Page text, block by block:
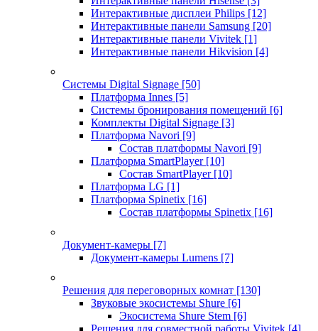
Интерактивные дисплеи Philips [12]
Интерактивные панели Samsung [20]
Интерактивные панели Vivitek [1]
Интерактивные панели Hikvision [4]
Системы Digital Signage [50]
Платформа Innes [5]
Системы бронирования помещений [6]
Комплекты Digital Signage [3]
Платформа Navori [9]
Состав платформы Navori [9]
Платформа SmartPlayer [10]
Состав SmartPlayer [10]
Платформа LG [1]
Платформа Spinetix [16]
Состав платформы Spinetix [16]
Документ-камеры [7]
Документ-камеры Lumens [7]
Решения для переговорных комнат [130]
Звуковые экосистемы Shure [6]
Экосистема Shure Stem [6]
Решения для совместной работы Vivitek [4]